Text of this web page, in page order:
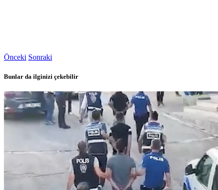
Önceki Sonraki
Bunlar da ilginizi çekebilir